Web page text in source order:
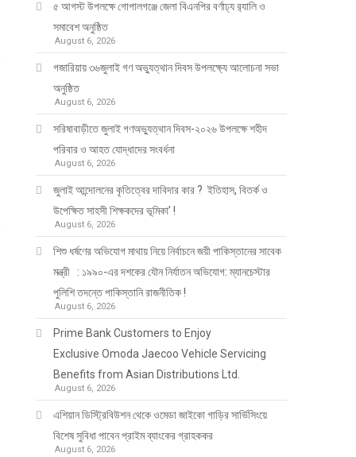
৫ আগস্ট উপলক্ষে গোপালগঞ্জে জেলা বিএনপির বর্ণাঢ্য র‍্যালি ও
সমাবেশ অনুষ্ঠিত
August 6, 2026
গজারিয়ায় ৩৬জুলাই গণ অভ্যুত্থান দিবস উপলক্ষ্যে আলোচনা সভা
অনুষ্ঠিত
August 6, 2026
সরিষাবাড়ীতে জুলাই গণঅভ্যুত্থান দিবস-২০২৬ উপলক্ষে শহীদ
পরিবার ও আহত যোদ্ধাদের সংবর্ধনা
August 6, 2026
জুলাই আন্দোলনের কৃতিত্বের দাবিদার কার ? ইতিহাস, বিতর্ক ও
উপেক্ষিত সাহসী শিক্ষকদের ভূমিকা’ !
August 6, 2026
শিশু ধর্ষণের অভিযোগ মাথায় নিয়ে নির্বাচনে জয়ী পাকিস্তানের সাবেক
মন্ত্রী : ১৯৯০-এর দশকের যৌন নির্যাতন অভিযোগ: ম্যানচেস্টার
পুলিশি তদন্তে পাকিস্তানি রাজনীতিক !
August 6, 2026
Prime Bank Customers to Enjoy
Exclusive Omoda Jaecoo Vehicle Servicing
Benefits from Asian Distributions Ltd.
August 6, 2026
এশিয়ান ডিস্ট্রিবিউশন থেকে ওমেডা জাইকো গাড়ির সার্ভিসিংয়ে
বিশেষ সুবিধা পাবেন প্রাইম ব্যাংকের গ্রাহককর
August 6, 2026